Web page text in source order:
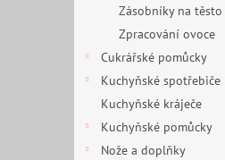
Zásobníky na těsto
Zpracování ovoce
Cukrářské pomůcky
Kuchyňské spotřebiče
Kuchyňské kráječe
Kuchyňské pomůcky
Nože a doplňky